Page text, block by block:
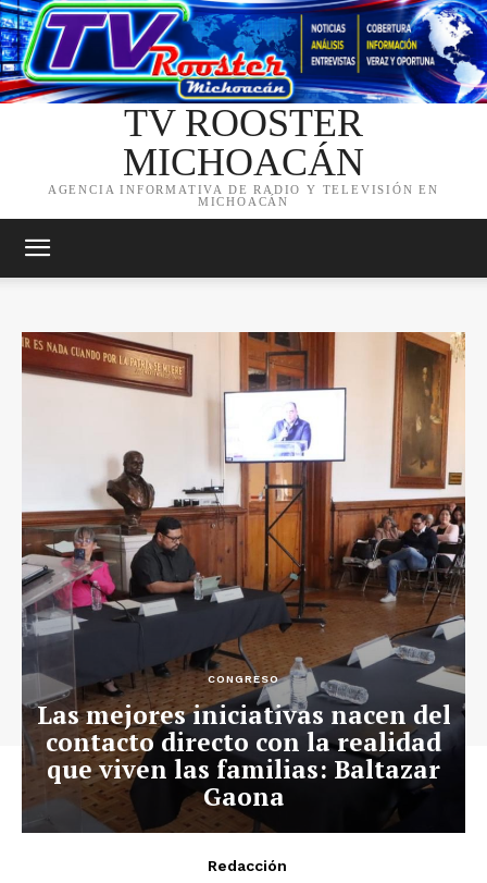
TV ROOSTER
MICHOACÁN
AGENCIA INFORMATIVA DE RADIO Y TELEVISIÓN EN
MICHOACÁN
CONGRESO
Las mejores iniciativas nacen del
contacto directo con la realidad
que viven las familias: Baltazar
Gaona
Redacción